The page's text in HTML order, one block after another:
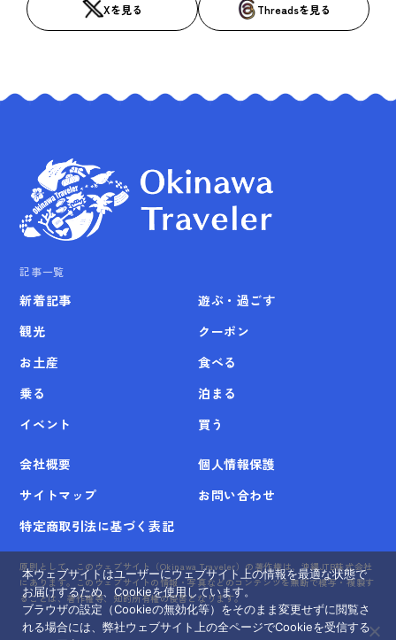
Xを見る Threadsを見る
記事一覧
新着記事
観光
お土産
乗る
イベント
遊ぶ・過ごす
クーポン
食べる
泊まる
買う
会社概要
個人情報保護
サイトマップ
お問い合わせ
特定商取引法に基づく表記
原則として、このウェブサイト（Okinawa Traveler）の著作権は、沖縄JTB株式会社
にあります。このウェブサイトの情報・写真などのコンテンツを無断で模写・複製す
ることは、著作権等、知的所有権の侵害となります。
本ウェブサイトはユーザーにウェブサイト上の情報を最適な状態で
お届けするため、Cookieを使用しています。
ブラウザの設定（Cookieの無効化等）をそのまま変更せずに閲覧さ
れる場合には、弊社ウェブサイト上の全ページでCookieを受信する